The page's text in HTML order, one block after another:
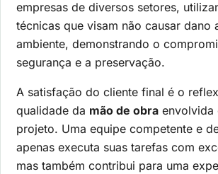
empresas de diversos setores,
técnicas que visam não causar dano
ambiente, demonstrando o
segurança e a preservação.
A satisfação do cliente final é o
qualidade da mão de obra envolvida
projeto. Uma equipe competente e
apenas executa suas tarefas com
mas também contribui para uma